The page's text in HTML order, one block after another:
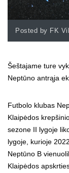
Posted by FK
Šeštajame ture
Neptūno antrąja
Futbolo klubas
Klaipėdos
sezone II lygoje
lygoje, kurioje
Neptūno B
Klaipėdos